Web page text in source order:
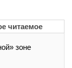
читаемое
зоне